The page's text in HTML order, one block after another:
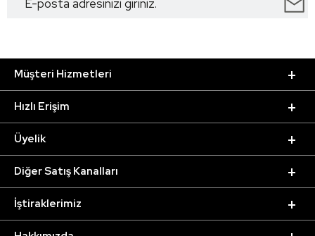
Müşteri Hizmetleri
Hızlı Erişim
Üyelik
Diğer Satış Kanalları
İştiraklerimiz